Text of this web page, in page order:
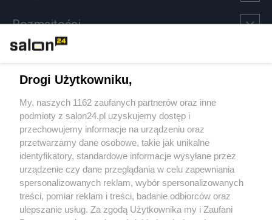
Rozmaitości
Sport
Społeczeństwo
Kultura
X Facebook Instagram Youtube
Drogi Użytkowniku,
My, naszych 1162 zaufanych partnerów oraz inne
podmioty z salon24.pl uzyskujemy dostęp i
przechowujemy informacje na urządzeniu oraz
przetwarzamy dane osobowe, takie jak unikalne
identyfikatory, standardowe informacje wysyłane przez
urządzenie czy dane przeglądania w celu zapewniania
spersonalizowanych reklam, wybór spersonalizowanych
treści, pomiar reklam i treści, badanie odbiorców oraz
ulepszanie usług. Za zgodą Użytkownika my i Zaufani